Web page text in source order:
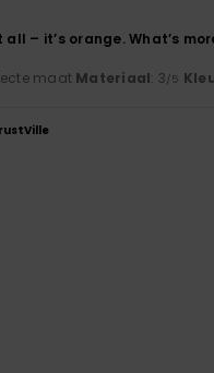
– it’s orange. What’s
maat Materiaal: 3/5